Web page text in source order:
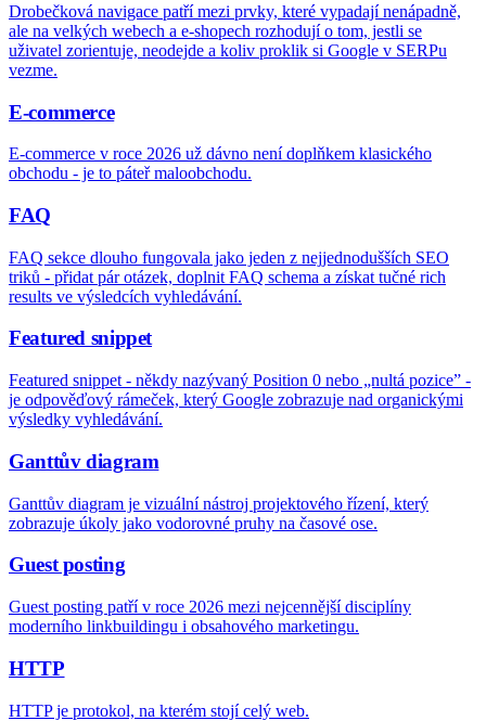
Drobečková navigace patří mezi prvky, které vypadají nenápadně,
ale na velkých webech a e-shopech rozhodují o tom, jestli se
uživatel zorientuje, neodejde a koliv proklik si Google v SERPu
vezme.
E-commerce
E-commerce v roce 2026 už dávno není doplňkem klasického
obchodu - je to páteř maloobchodu.
FAQ
FAQ sekce dlouho fungovala jako jeden z nejjednodušších SEO
triků - přidat pár otázek, doplnit FAQ schema a získat tučné rich
results ve výsledcích vyhledávání.
Featured snippet
Featured snippet - někdy nazývaný Position 0 nebo „nultá pozice” -
je odpověďový rámeček, který Google zobrazuje nad organickými
výsledky vyhledávání.
Ganttův diagram
Ganttův diagram je vizuální nástroj projektového řízení, který
zobrazuje úkoly jako vodorovné pruhy na časové ose.
Guest posting
Guest posting patří v roce 2026 mezi nejcennější disciplíny
moderního linkbuildingu i obsahového marketingu.
HTTP
HTTP je protokol, na kterém stojí celý web.